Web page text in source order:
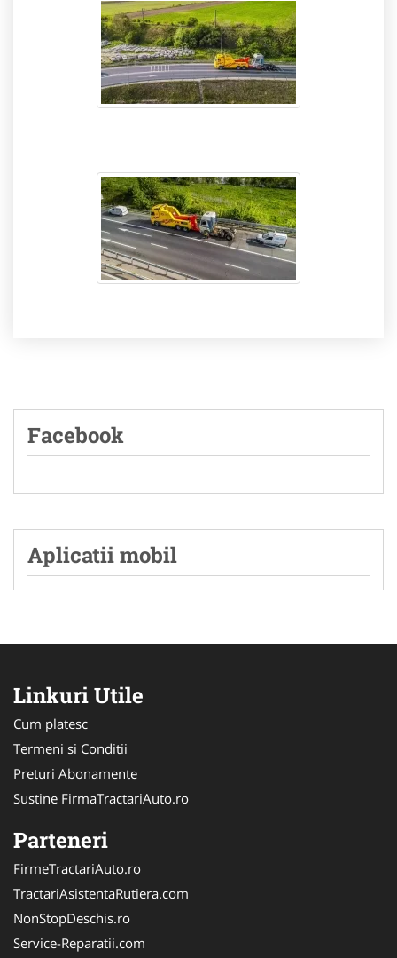
Facebook
Aplicatii mobil
Linkuri Utile
Cum platesc
Termeni si Conditii
Preturi Abonamente
Sustine FirmaTractariAuto.ro
Parteneri
FirmeTractariAuto.ro
TractariAsistentaRutiera.com
NonStopDeschis.ro
Service-Reparatii.com